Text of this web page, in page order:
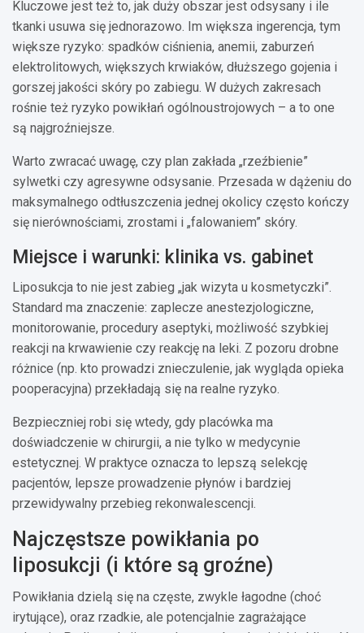
Kluczowe jest też to, jak duży obszar jest odsysany i ile
tkanki usuwa się jednorazowo. Im większa ingerencja, tym
większe ryzyko: spadków ciśnienia, anemii, zaburzeń
elektrolitowych, większych krwiaków, dłuższego gojenia i
gorszej jakości skóry po zabiegu. W dużych zakresach
rośnie też ryzyko powikłań ogólnoustrojowych – a to one
są najgroźniejsze.
Warto zwracać uwagę, czy plan zakłada „rzeźbienie”
sylwetki czy agresywne odsysanie. Przesada w dążeniu do
maksymalnego odtłuszczenia jednej okolicy często kończy
się nierównościami, zrostami i „falowaniem” skóry.
Miejsce i warunki: klinika vs. gabinet
Liposukcja to nie jest zabieg „jak wizyta u kosmetyczki”.
Standard ma znaczenie: zaplecze anestezjologiczne,
monitorowanie, procedury aseptyki, możliwość szybkiej
reakcji na krwawienie czy reakcję na leki. Z pozoru drobne
różnice (np. kto prowadzi znieczulenie, jak wygląda opieka
pooperacyjna) przekładają się na realne ryzyko.
Bezpieczniej robi się wtedy, gdy placówka ma
doświadczenie w chirurgii, a nie tylko w medycynie
estetycznej. W praktyce oznacza to lepszą selekcję
pacjentów, lepsze prowadzenie płynów i bardziej
przewidywalny przebieg rekonwalescencji.
Najczęstsze powikłania po
liposukcji (i które są groźne)
Powikłania dzielą się na częste, zwykle łagodne (choć
irytujące), oraz rzadkie, ale potencjalnie zagrażające